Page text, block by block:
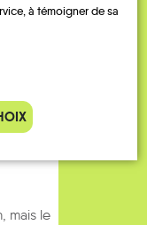
mais le
à témoigner de sa